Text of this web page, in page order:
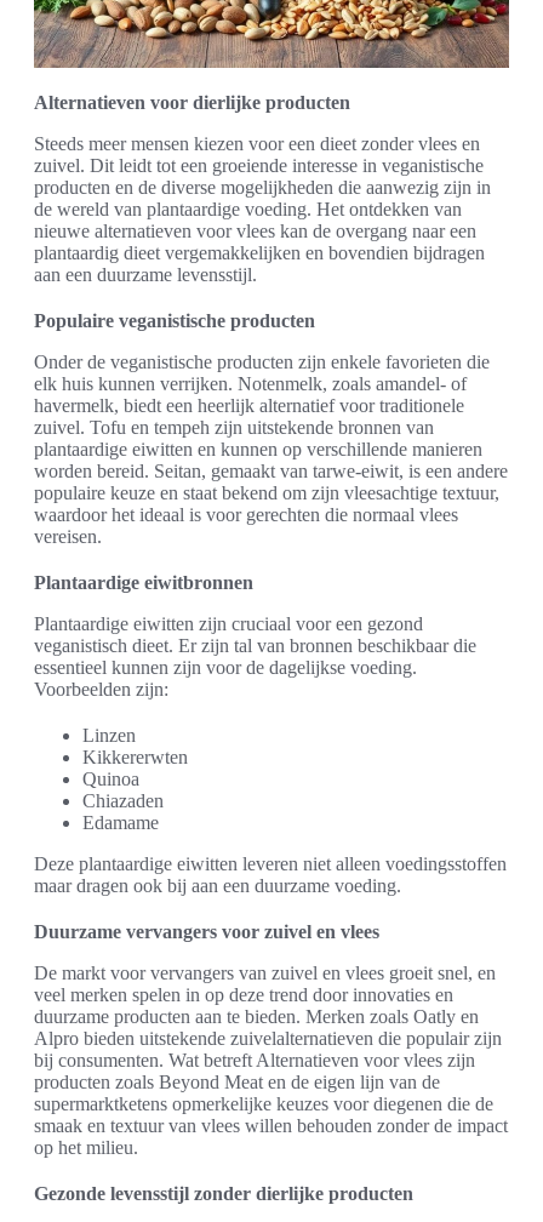
Alternatieven voor dierlijke producten
Steeds meer mensen kiezen voor een dieet zonder vlees en
zuivel. Dit leidt tot een groeiende interesse in veganistische
producten en de diverse mogelijkheden die aanwezig zijn in
de wereld van plantaardige voeding. Het ontdekken van
nieuwe alternatieven voor vlees kan de overgang naar een
plantaardig dieet vergemakkelijken en bovendien bijdragen
aan een duurzame levensstijl.
Populaire veganistische producten
Onder de veganistische producten zijn enkele favorieten die
elk huis kunnen verrijken. Notenmelk, zoals amandel- of
havermelk, biedt een heerlijk alternatief voor traditionele
zuivel. Tofu en tempeh zijn uitstekende bronnen van
plantaardige eiwitten en kunnen op verschillende manieren
worden bereid. Seitan, gemaakt van tarwe-eiwit, is een andere
populaire keuze en staat bekend om zijn vleesachtige textuur,
waardoor het ideaal is voor gerechten die normaal vlees
vereisen.
Plantaardige eiwitbronnen
Plantaardige eiwitten zijn cruciaal voor een gezond
veganistisch dieet. Er zijn tal van bronnen beschikbaar die
essentieel kunnen zijn voor de dagelijkse voeding.
Voorbeelden zijn:
Linzen
Kikkererwten
Quinoa
Chiazaden
Edamame
Deze plantaardige eiwitten leveren niet alleen voedingsstoffen
maar dragen ook bij aan een duurzame voeding.
Duurzame vervangers voor zuivel en vlees
De markt voor vervangers van zuivel en vlees groeit snel, en
veel merken spelen in op deze trend door innovaties en
duurzame producten aan te bieden. Merken zoals Oatly en
Alpro bieden uitstekende zuivelalternatieven die populair zijn
bij consumenten. Wat betreft Alternatieven voor vlees zijn
producten zoals Beyond Meat en de eigen lijn van de
supermarktketens opmerkelijke keuzes voor diegenen die de
smaak en textuur van vlees willen behouden zonder de impact
op het milieu.
Gezonde levensstijl zonder dierlijke producten